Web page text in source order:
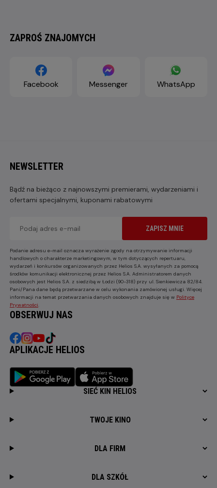
ZAPROŚ ZNAJOMYCH
Facebook Messenger WhatsApp
NEWSLETTER
Bądź na bieżąco z najnowszymi premierami, wydarzeniami i
ofertami specjalnymi, kuponami rabatowymi
ZAPISZ MNIE
Podanie adresu e-mail oznacza wyrażenie zgody na otrzymywanie informacji
handlowych o charakterze marketingowym, w tym dotyczących repertuaru,
wydarzeń i konkursów organizowanych przez Helios S.A. wysyłanych za pomocą
środków komunikacji elektronicznej przez Helios S.A. Administratorem danych
osobowych jest Helios S.A. z siedzibą w Łodzi (90-318) przy ul. Sienkiewicza 82/84.
Pani/Pana dane będą przetwarzane w celu wykonania zamówionej usługi. Więcej
informacji na temat przetwarzania danych osobowych znajduje się w Polityce
Prywatności
OBSERWUJ NAS
APLIKACJE HELIOS
SIEĆ KIN HELIOS
TWOJE KINO
DLA FIRM
DLA SZKÓŁ